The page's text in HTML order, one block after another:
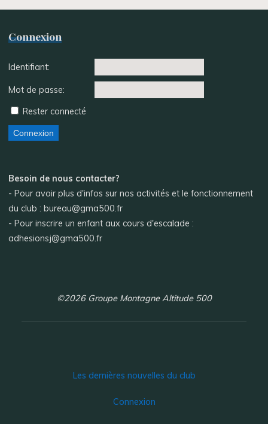
Connexion
Identifiant:
Mot de passe:
Rester connecté
Connexion
Besoin de nous contacter?
- Pour avoir plus d'infos sur nos activités et le fonctionnement
du club : bureau@gma500.fr
- Pour inscrire un enfant aux cours d'escalade :
adhesionsj@gma500.fr
©2026 Groupe Montagne Altitude 500
Les dernières nouvelles du club
Connexion